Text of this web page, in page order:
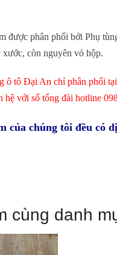
được phân phối bởi Phụ
xước, còn nguyên vỏ hộp.
ô tô Đại An chỉ phân phối
với số tổng đài hotline
của chúng tôi đều có
cùng danh